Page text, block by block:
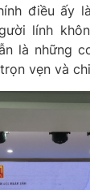
điều ấy
lính
là những
vẹn và